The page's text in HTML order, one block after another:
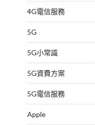
4G電信服務
5G
5G小常識
5G資費方案
5G電信服務
Apple